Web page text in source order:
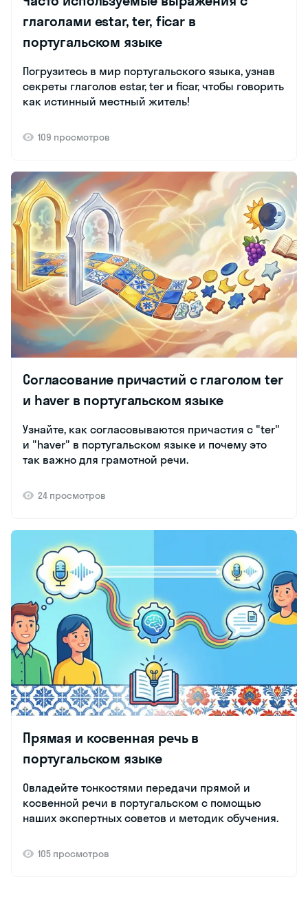
глаголами estar, ter, ficar в
португальском языке
Погрузитесь в мир португальского языка, узнав
секреты глаголов estar, ter и ficar, чтобы говорить
как истинный местный житель!
109 просмотров
Согласование причастий с глаголом ter
и haver в португальском языке
Узнайте, как согласовываются причастия с "ter"
и "haver" в португальском языке и почему это
так важно для грамотной речи.
24 просмотров
Прямая и косвенная речь в
португальском языке
Овладейте тонкостями передачи прямой и
косвенной речи в португальском с помощью
наших экспертных советов и методик обучения.
105 просмотров